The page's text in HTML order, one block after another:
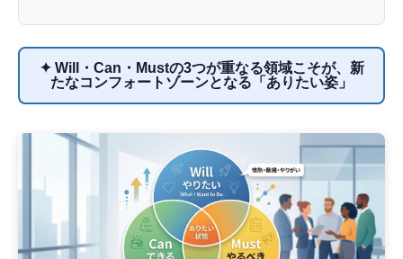
✦ Will・Can・Mustの3つが重なる領域こそが、新
たなコンフォートゾーンとなる「ありたい姿」